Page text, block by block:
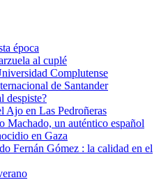
época
al cuplé
Complutense
de Santander
despiste?
Ajo en Las Pedroñeras
un auténtico español
en Gaza
Fernán Gómez : la calidad en el